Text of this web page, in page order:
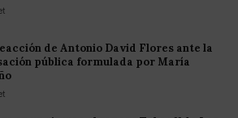
de Antonio David Flores ante la
pública formulada por María